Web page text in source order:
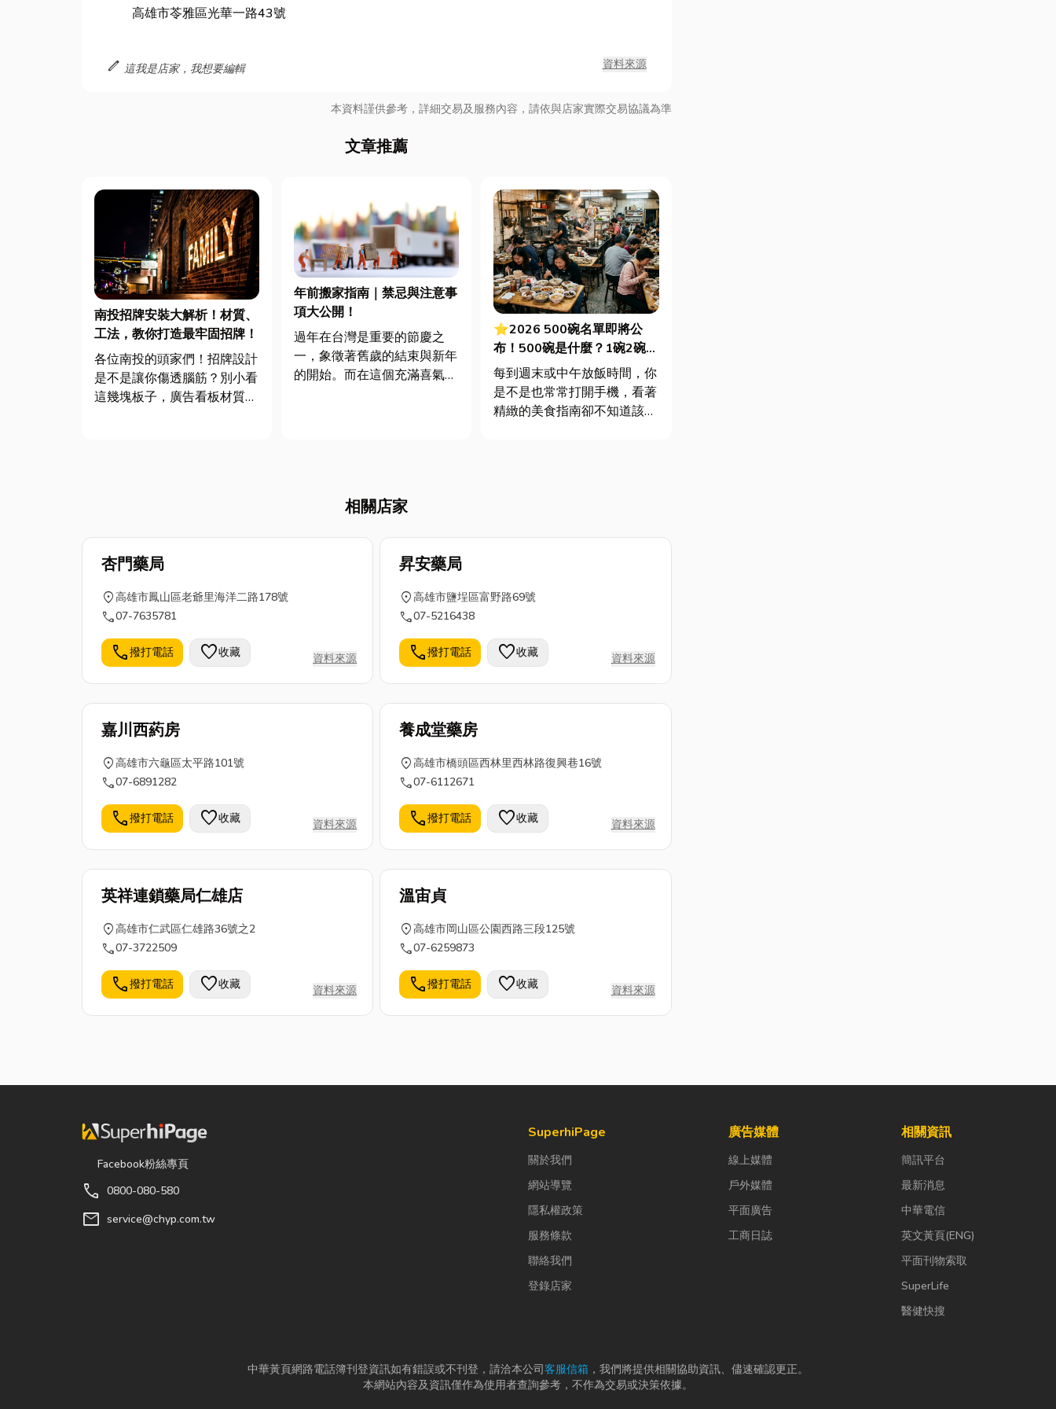
高雄市苓雅區光華一路43號
edit 這我是店家，我想要編輯 資料來源
本資料謹供參考，詳細交易及服務內容，請依與店家實際交易協議為準
文章推薦
南投招牌安裝大解析！材質、
工法，教你打造最牢固招牌！
各位南投的頭家們！招牌設計
是不是讓你傷透腦筋？別小看
這幾塊板子，廣告看板材質和
年前搬家指南｜禁忌與注意事
項大公開！
過年在台灣是重要的節慶之
一，象徵著舊歲的結束與新年
的開始。而在這個充滿喜氣的
角可能使過年...
⭐2026 500碗名單即將公
布！500碗是什麼？1碗2碗差
別與全台必吃小吃全攻略
每到週末或中午放飯時間，你
是不是也常常打開手機，看著
精緻的美食指南卻不知道該吃
轉...
相關店家
杏門藥局
location_on高雄市鳳山區老爺里海洋二路178號
call07-7635781
call撥打電話 favorite收藏 資料來源
昇安藥局
location_on高雄市鹽埕區富野路69號
call07-5216438
call撥打電話 favorite收藏 資料來源
嘉川西葯房
location_on高雄市六龜區太平路101號
call07-6891282
call撥打電話 favorite收藏 資料來源
養成堂藥房
location_on高雄市橋頭區西林里西林路復興巷16號
call07-6112671
call撥打電話 favorite收藏 資料來源
英祥連鎖藥局仁雄店
location_on高雄市仁武區仁雄路36號之2
call07-3722509
call撥打電話 favorite收藏 資料來源
溫宙貞
location_on高雄市岡山區公園西路三段125號
call07-6259873
call撥打電話 favorite收藏 資料來源
Facebook粉絲專頁
call 0800-080-580
mail service@chyp.com.tw
SuperhiPage
關於我們
網站導覽
隱私權政策
服務條款
聯絡我們
登錄店家
廣告媒體
線上媒體
戶外媒體
平面廣告
工商日誌
相關資訊
簡訊平台
最新消息
中華電信
英文黃頁(ENG)
平面刊物索取
SuperLife
醫健快搜
中華黃頁網路電話簿刊登資訊如有錯誤或不刊登，請洽本公司客服信箱 ，我們將提供相關協助資訊、儘速確認更正。
本網站內容及資訊僅作為使用者查詢參考，不作為交易或決策依據。